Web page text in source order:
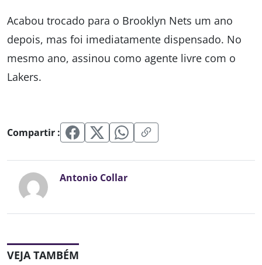
Acabou trocado para o Brooklyn Nets um ano
depois, mas foi imediatamente dispensado. No
mesmo ano, assinou como agente livre com o
Lakers.
Compartir :
Antonio Collar
VEJA TAMBÉM